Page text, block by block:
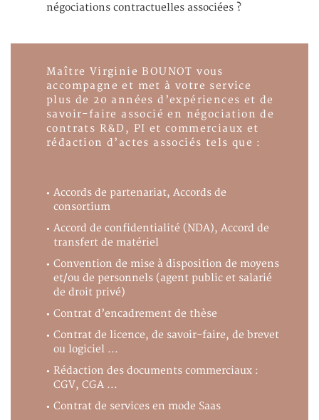
négociations contractuelles associées ?
Maître Virginie BOUNOT vous
accompagne et met à votre service
plus de 20 années d’expériences et de
savoir-faire associé en négociation de
contrats R&D, PI et commerciaux et
rédaction d’actes associés tels que :
Accords de partenariat, Accords de
consortium
Accord de confidentialité (NDA), Accord de
transfert de matériel
Convention de mise à disposition de moyens
et/ou de personnels (agent public et salarié
de droit privé)
Contrat d’encadrement de thèse
Contrat de licence, de savoir-faire, de brevet
ou logiciel ...
Rédaction des documents commerciaux :
CGV, CGA ...
Contrat de services en mode Saas